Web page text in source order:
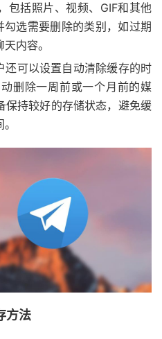
包括照片、视频、GIF和其他
勾选需要删除的类别，如过期
内容。
还可以设置自动清除缓存的时
删除一周前或一个月前的媒
保持较好的存储状态，避免缓
方法